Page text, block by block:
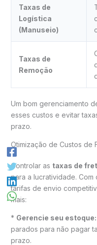
Taxas de
Logística
(Manuseio)
Taxas de
Remoção
Um bom gerenciamento
esses custos e evitar
prazo.
Otimização de Custos de
Controlar as taxas de
para a lucratividade.
tarifas de envio
mais:
* Gerencie seu estoque:
parados para não pagar
prazo.